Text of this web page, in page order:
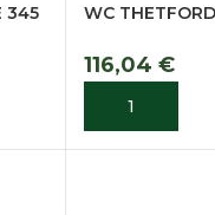
345 WC
116,04 €
ADICIONAR